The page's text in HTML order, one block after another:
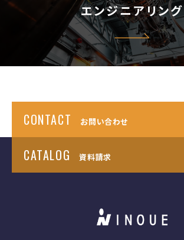
エンジニアリング
CONTACT お問い合わせ
CATALOG 資料請求